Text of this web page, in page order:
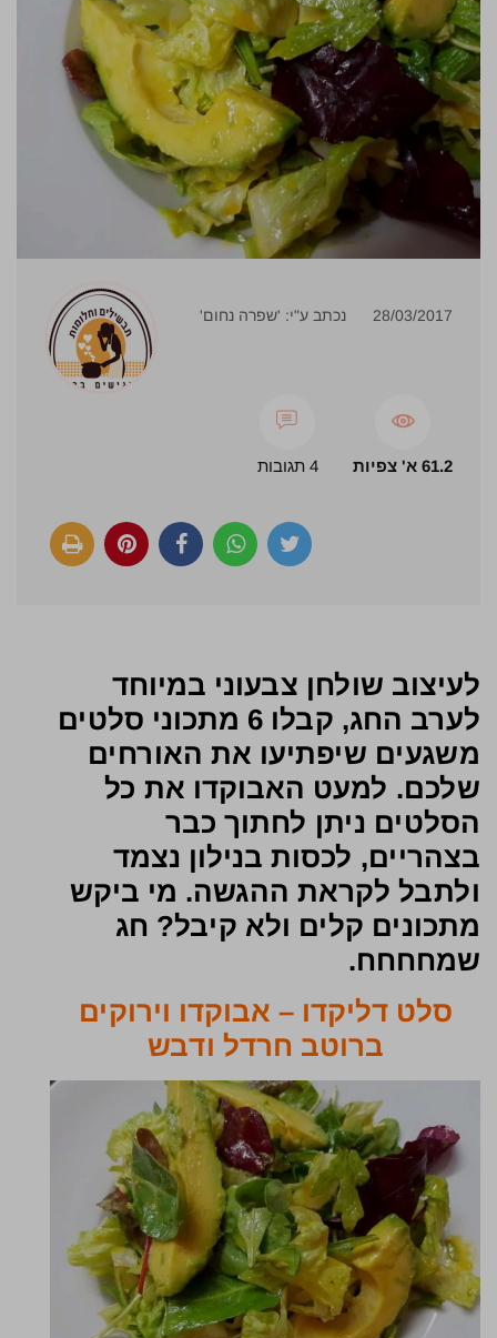
28/03/2017 נכתב ע"י: 'שפרה נחום'
61.2 א' צפיות 4 תגובות
לעיצוב שולחן צבעוני במיוחד
לערב החג, קבלו 6 מתכוני סלטים
משגעים שיפתיעו את האורחים
שלכם. למעט האבוקדו את כל
הסלטים ניתן לחתוך כבר
בצהריים, לכסות בנילון נצמד
ולתבל לקראת ההגשה. מי ביקש
מתכונים קלים ולא קיבל? חג
שמחחחח.
סלט דליקדו – אבוקדו וירוקים
ברוטב חרדל ודבש